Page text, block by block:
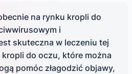
na rynku kropli do
i
skuteczna w leczeniu tej
do oczu, które można
pomóc złagodzić objawy,